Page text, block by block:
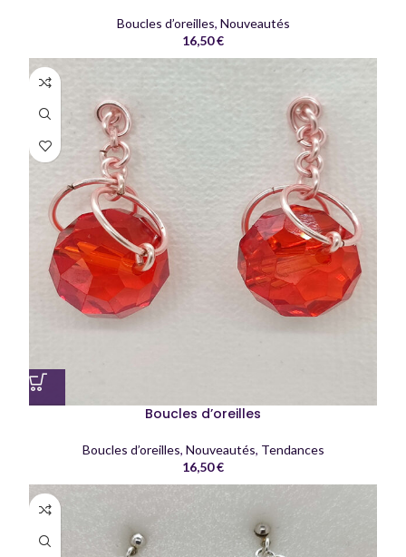
Boucles d’oreilles, Nouveautés
16,50€
Boucles d’oreilles
Boucles d’oreilles, Nouveautés, Tendances
16,50€